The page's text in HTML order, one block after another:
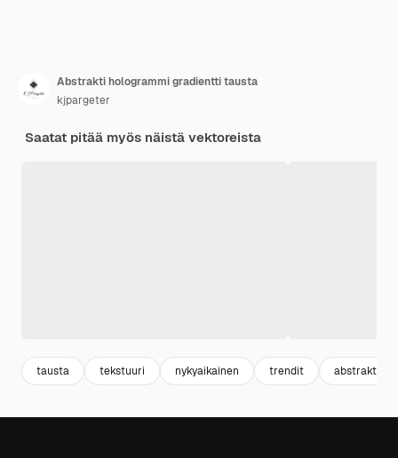
Abstrakti hologrammi gradientti tausta
kjpargeter
Saatat pitää myös näistä vektoreista
tausta tekstuuri nykyaikainen trendit abstrakti